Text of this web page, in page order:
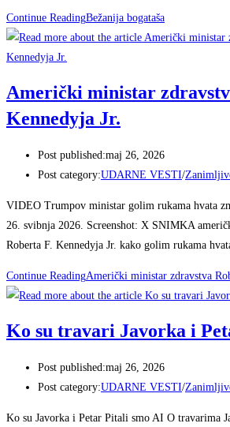
Continue ReadingBežanija bogataša
Američki ministar
Kennedyja Jr.
Post published:maj 26, 2026
Post category:UDARNE VESTI/
VIDEO Trumpov ministar golim rukama hvata
26. svibnja 2026. Screenshot: X SNIMKA
Roberta F. Kennedyja Jr. kako golim rukama
Continue ReadingAmerički ministar zdravstva
Ko su travari Javorka i
Post published:maj 26, 2026
Post category:UDARNE VESTI/
Ko su Javorka i Petar Pitali smo AI O travarima